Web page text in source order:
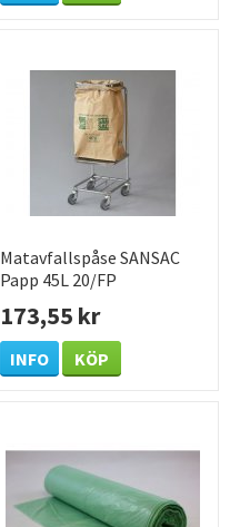
Matavfallspåse SANSAC
Papp 45L 20/FP
173,55 kr
INFO KÖP